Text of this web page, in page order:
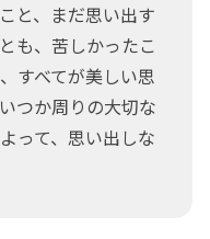
と、まだ思い出す
も、苦しかったこ
すべてが美しい思
つか周りの大切な
って、思い出しな